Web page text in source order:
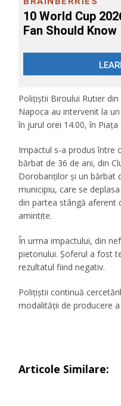
Polițiștii Biroului Rutier
Napoca au intervenit la
în jurul orei 14.00, în Piața
Impactul s-a produs între
bărbat de 36 de ani, din
Dorobanților și un bărbat
municipiu, care se
din partea stângă aferent
amintite.
În urma impactului, din
pietonului. Șoferul a fost
rezultatul fiind negativ.
Polițiștii continuă
modalității de producere
Articole Similare: